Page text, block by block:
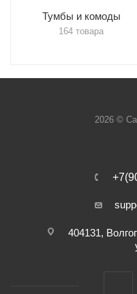
Тумбы и комоды
164 товара
2026 ©
404131,